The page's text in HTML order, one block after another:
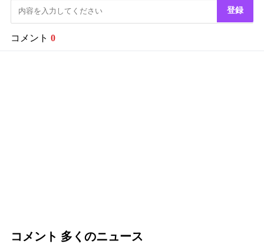
登録
コメント 0
コメント 多くのニュース